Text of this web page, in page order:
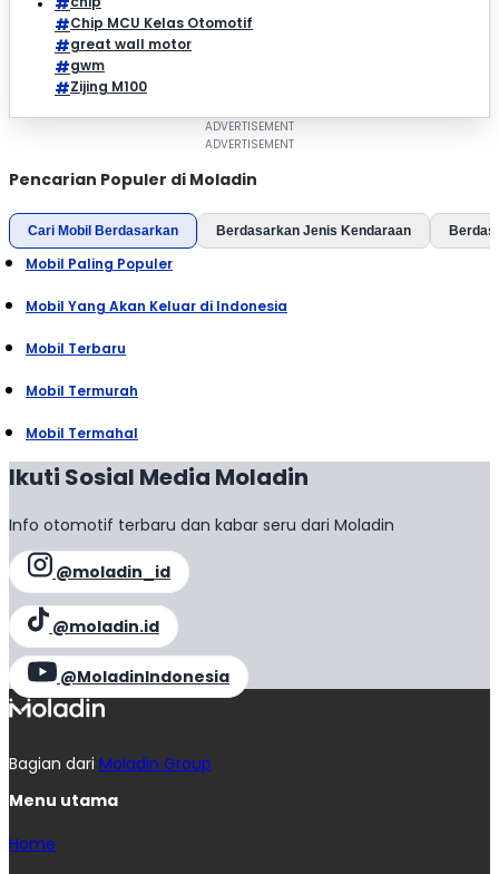
Chip MCU Kelas Otomotif
great wall motor
gwm
Zijing M100
Pencarian Populer di Moladin
Cari Mobil Berdasarkan Berdasarkan Jenis Kendaraan
Mobil Paling Populer
Mobil Yang Akan Keluar di Indonesia
Mobil Terbaru
Mobil Termurah
Mobil Termahal
Ikuti Sosial Media Moladin
Info otomotif terbaru dan kabar seru dari Moladin
@moladin_id
@moladin.id
@MoladinIndonesia
Bagian dari Moladin Group
Menu utama
Home